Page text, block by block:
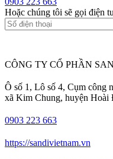
Hoặc chúng tôi sẽ gọi điện
CÔNG TY CỔ PHẦN
Ô số 1, Lô số 4, Cụm công
xã Kim Chung, huyện
0903 223 663
https://sandivietnam.vn